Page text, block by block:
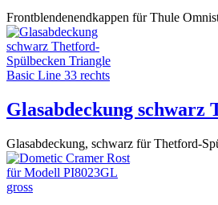
Frontblendenendkappen für Thule
Glasabdeckung schwarz
Glasabdeckung, schwarz für Thetford-